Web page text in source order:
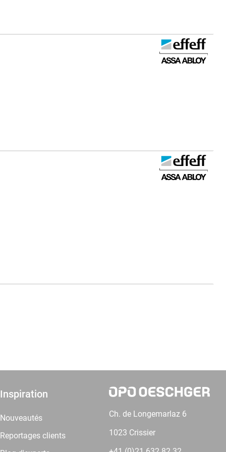
Inspiration
Nouveautés
Reportages clients
Ch. de Longemarlaz 6
1023 Crissier